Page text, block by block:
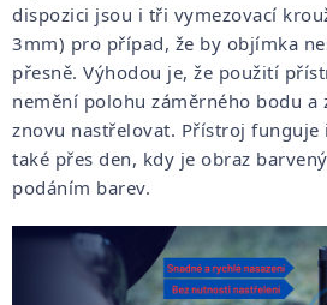
dispozici jsou i tři vymezovací
3mm) pro případ, že by objímka
přesně. Výhodou je, že použití
nemění polohu záměrného bodu a
znovu nastřelovat. Přístroj
také přes den, kdy je obraz
podáním barev.